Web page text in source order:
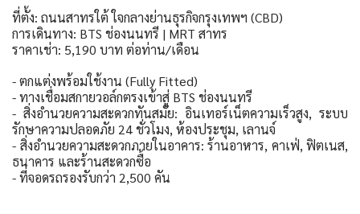
ที่ตั้ง: ถนนสาทรใต้ ใจกลางย่านธุรกิจกรุงเทพฯ (CBD)
การเดินทาง: BTS ช่องนนทรี | MRT สาทร
ราคาเช่า: 5,190 บาท ต่อท่าน/เดือน
- ตกแต่งพร้อมใช้งาน (Fully Fitted)
- ทางเชื่อมสกายวอล์กตรงเข้าสู่ BTS ช่องนนทรี
- สิ่งอำนวยความสะดวกทันสมัย: อินเทอร์เน็ตความเร็วสูง, ระบบ
รักษาความปลอดภัย 24 ชั่วโมง, ห้องประชุม, เลานจ์
- สิ่งอำนวยความสะดวกภายในอาคาร: ร้านอาหาร, คาเฟ่, ฟิตเนส,
ธนาคาร และร้านสะดวกซื้อ
- ที่จอดรถรองรับกว่า 2,500 คัน